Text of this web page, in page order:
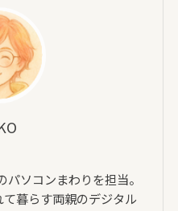
ソコンまわりを担当。
て暮らす両親のデジタル